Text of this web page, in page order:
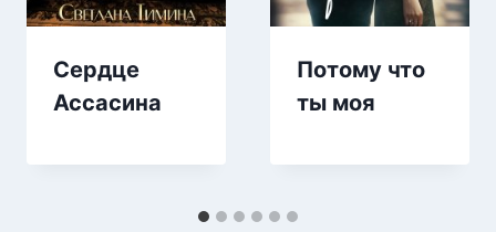
Сердце
Ассасина
Потому что
ты моя